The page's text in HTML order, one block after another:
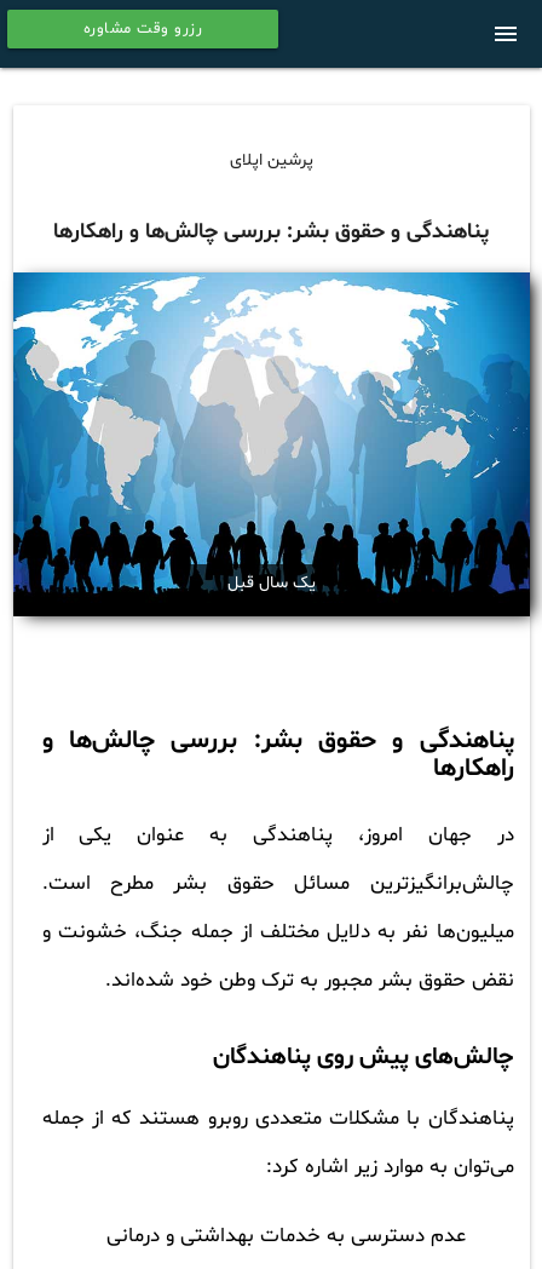
رزرو وقت مشاوره menu
پرشین اپلای
پناهندگی و حقوق بشر: بررسی چالش‌ها و راهکارها
یک سال قبل
پناهندگی و حقوق بشر: بررسی چالش‌ها و
راهکارها
در جهان امروز، پناهندگی به عنوان یکی از
چالش‌برانگیزترین مسائل حقوق بشر مطرح است.
میلیون‌ها نفر به دلایل مختلف از جمله جنگ، خشونت و
نقض حقوق بشر مجبور به ترک وطن خود شده‌اند.
چالش‌های پیش روی پناهندگان
پناهندگان با مشکلات متعددی روبرو هستند که از جمله
می‌توان به موارد زیر اشاره کرد:
عدم دسترسی به خدمات بهداشتی و درمانی